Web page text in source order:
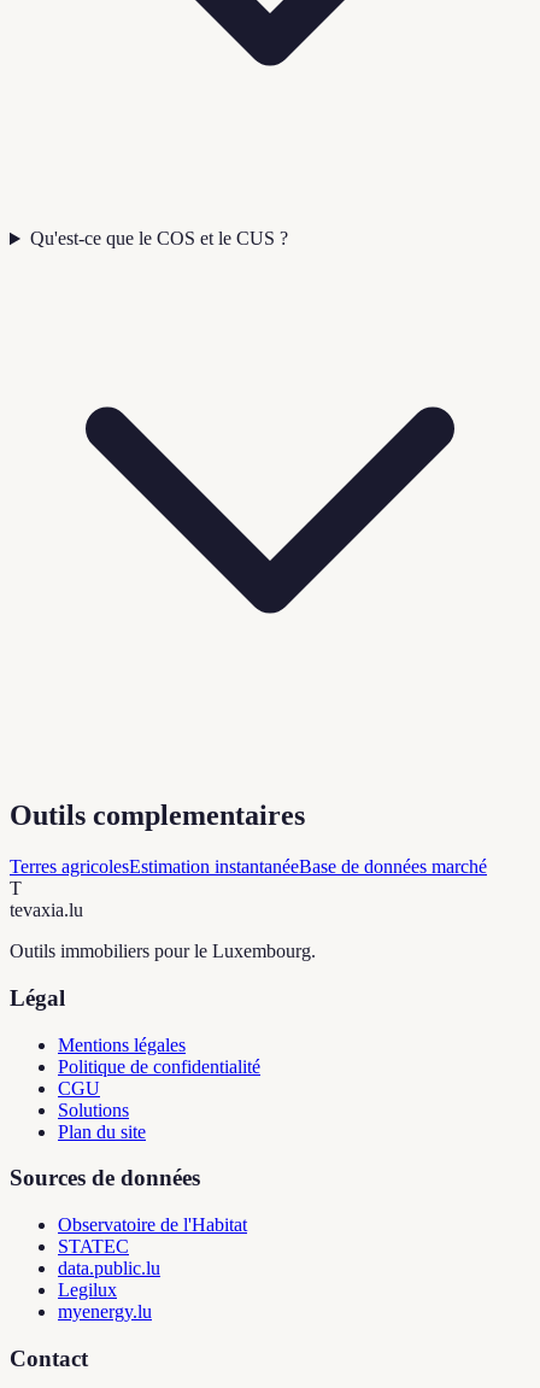
Qu'est-ce que le COS et le CUS ?
Outils complementaires
Terres agricolesEstimation instantanéeBase de données marché
T
tevaxia.lu
Outils immobiliers pour le Luxembourg.
Légal
Mentions légales
Politique de confidentialité
CGU
Solutions
Plan du site
Sources de données
Observatoire de l'Habitat
STATEC
data.public.lu
Legilux
myenergy.lu
Contact